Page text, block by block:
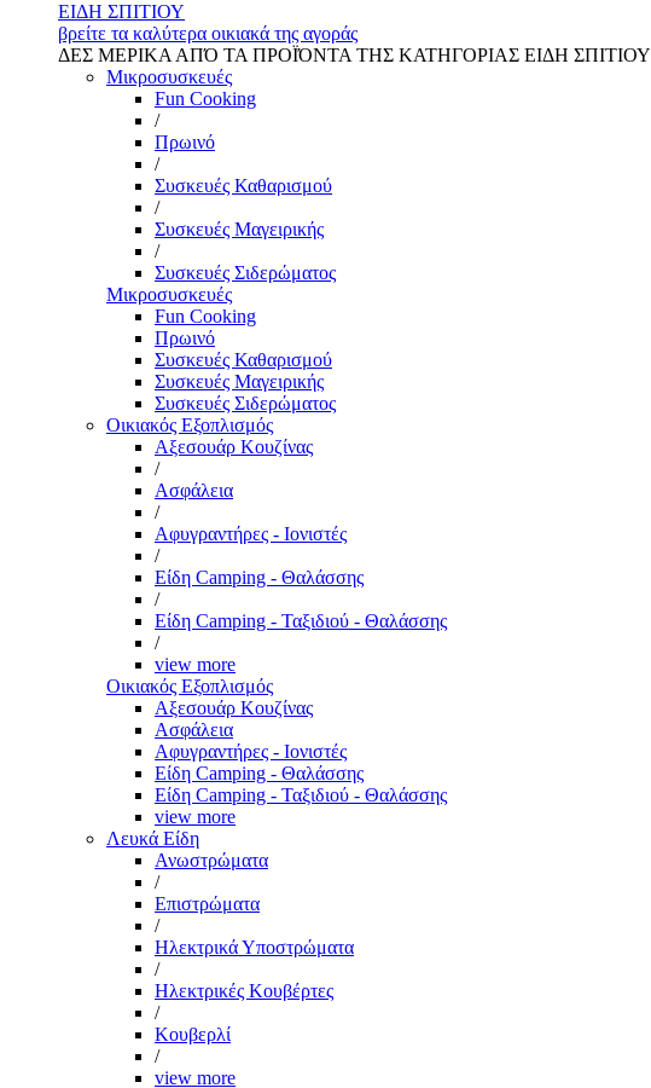
ΕΙΔΗ ΣΠΙΤΙΟΥ
βρείτε τα καλύτερα οικιακά της αγοράς
ΔΕΣ ΜΕΡΙΚΑ ΑΠΌ ΤΑ ΠΡΟΪΌΝΤΑ ΤΗΣ ΚΑΤΗΓΟΡΙΑΣ ΕΙΔΗ ΣΠΙΤΙΟΥ
Μικροσυσκευές
Fun Cooking
/
Πρωινό
/
Συσκευές Καθαρισμού
/
Συσκευές Μαγειρικής
/
Συσκευές Σιδερώματος
Μικροσυσκευές
Fun Cooking
Πρωινό
Συσκευές Καθαρισμού
Συσκευές Μαγειρικής
Συσκευές Σιδερώματος
Οικιακός Εξοπλισμός
Αξεσουάρ Κουζίνας
/
Ασφάλεια
/
Αφυγραντήρες - Ιονιστές
/
Είδη Camping - Θαλάσσης
/
Είδη Camping - Ταξιδιού - Θαλάσσης
/
view more
Οικιακός Εξοπλισμός
Αξεσουάρ Κουζίνας
Ασφάλεια
Αφυγραντήρες - Ιονιστές
Είδη Camping - Θαλάσσης
Είδη Camping - Ταξιδιού - Θαλάσσης
view more
Λευκά Είδη
Ανωστρώματα
/
Επιστρώματα
/
Ηλεκτρικά Υποστρώματα
/
Ηλεκτρικές Κουβέρτες
/
Κουβερλί
/
view more